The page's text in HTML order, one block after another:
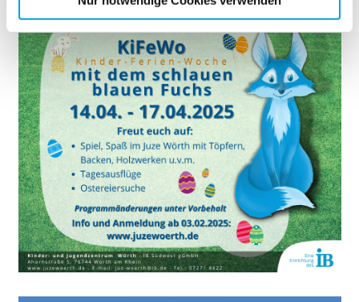
Cookies, die erforderlich zur Bereitstellung der von Ihnen
aufgerufenen und somit gewünschten Website-
Funktionen sind. Diese Cookies setzen wir aufgrund
berechtigter Interessen und daher unabhängig von einer
Einwilligung.